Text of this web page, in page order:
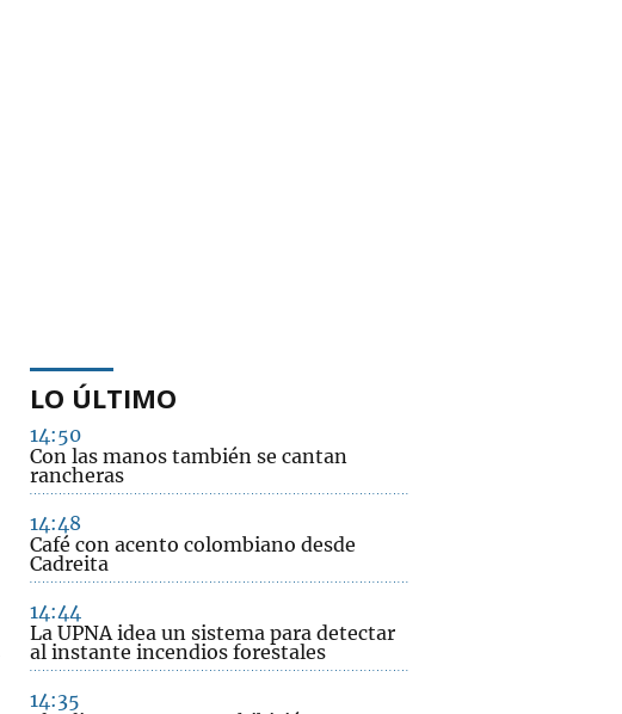
LO ÚLTIMO
14:50
Con las manos también se cantan
rancheras
14:48
Café con acento colombiano desde
Cadreita
14:44
La UPNA idea un sistema para detectar
al instante incendios forestales
14:35